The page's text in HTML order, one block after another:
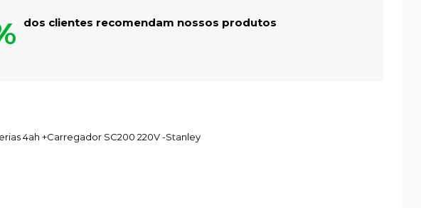
dos clientes recomendam nossos produtos
4ah +Carregador SC200 220V -Stanley